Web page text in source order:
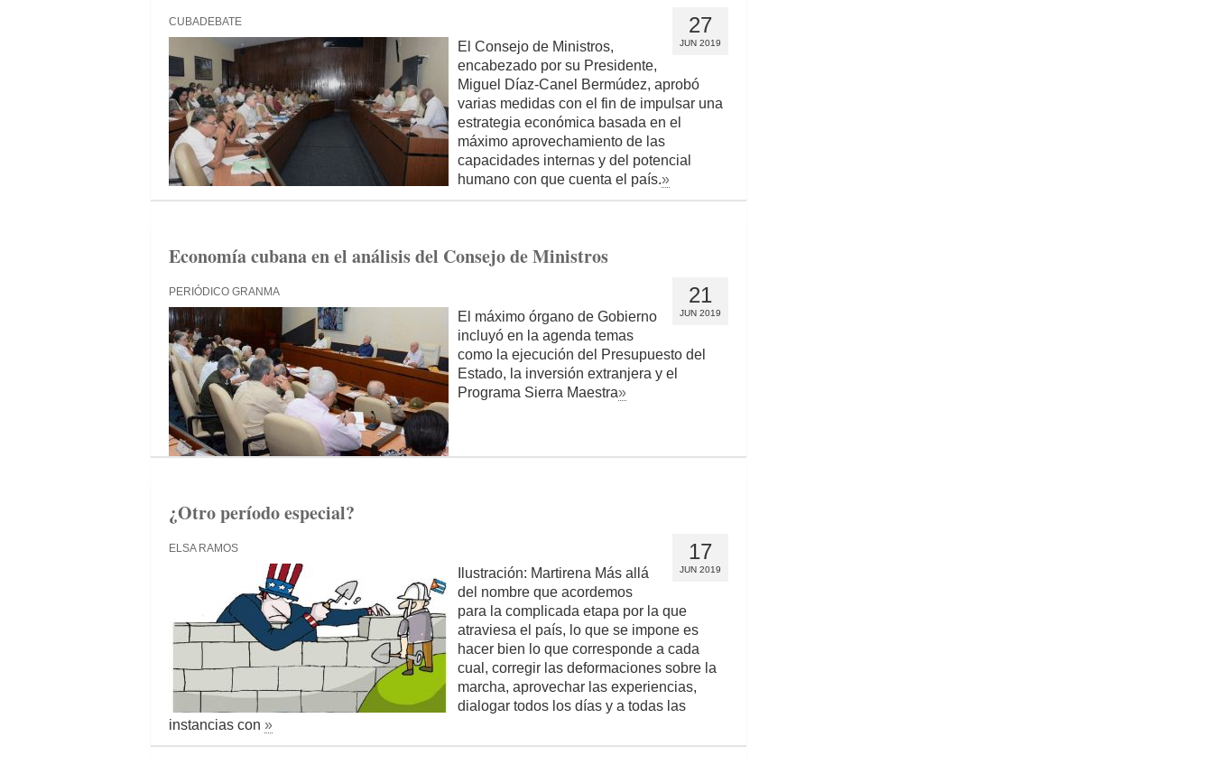
27
JUN 2019
CUBADEBATE
El Consejo de Ministros,
encabezado por su Presidente,
Miguel Díaz-Canel Bermúdez, aprobó
varias medidas con el fin de impulsar una
estrategia económica basada en el
máximo aprovechamiento de las
capacidades internas y del potencial
humano con que cuenta el país.»
Economía cubana en el análisis del Consejo de Ministros
21
JUN 2019
PERIÓDICO GRANMA
El máximo órgano de Gobierno
incluyó en la agenda temas
como la ejecución del Presupuesto del
Estado, la inversión extranjera y el
Programa Sierra Maestra»
¿Otro período especial?
17
JUN 2019
ELSA RAMOS
Ilustración: Martirena Más allá
del nombre que acordemos
para la complicada etapa por la que
atraviesa el país, lo que se impone es
hacer bien lo que corresponde a cada
cual, corregir las deformaciones sobre la
marcha, aprovechar las experiencias,
dialogar todos los días y a todas las
instancias con »